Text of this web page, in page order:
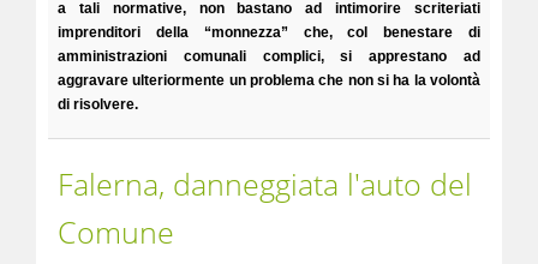
a tali normative, non bastano ad intimorire scriteriati
imprenditori della “monnezza” che, col benestare di
amministrazioni comunali complici, si apprestano ad
aggravare ulteriormente un problema che non si ha la volontà
di risolvere.
Falerna, danneggiata l'auto del
Comune